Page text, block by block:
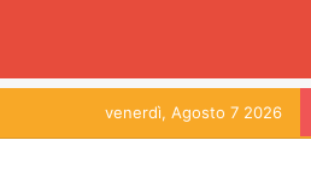
venerdì, Agosto 7 2026